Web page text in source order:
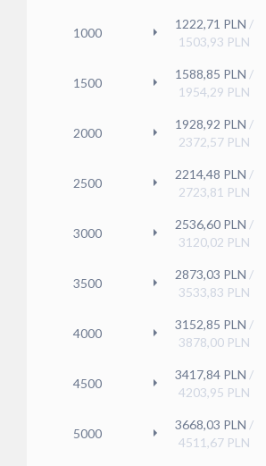
1000
1222,71 PLN /
1503,93 PLN
1500
1588,85 PLN /
1954,29 PLN
2000
1928,92 PLN /
2372,57 PLN
2500
2214,48 PLN /
2723,81 PLN
3000
2536,60 PLN /
3120,02 PLN
3500
2873,03 PLN /
3533,83 PLN
4000
3152,85 PLN /
3878,00 PLN
4500
3417,84 PLN /
4203,95 PLN
5000
3668,03 PLN /
4511,67 PLN